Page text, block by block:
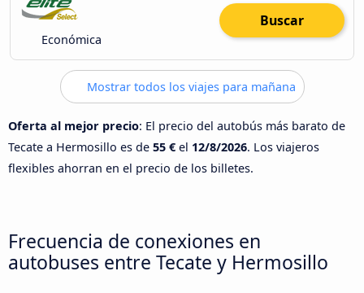
Económica
Buscar
Mostrar todos los viajes para mañana
Oferta al mejor precio: El precio del autobús más barato de
Tecate a Hermosillo es de 55 € el 12/8/2026. Los viajeros
flexibles ahorran en el precio de los billetes.
Frecuencia de conexiones en
autobuses entre Tecate y Hermosillo